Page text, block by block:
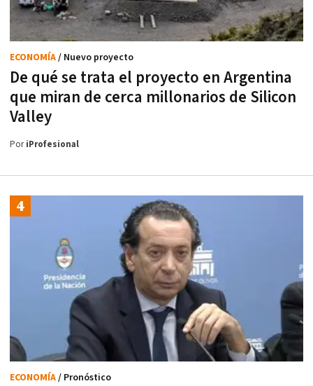
De qué se trata el proyecto en Argentina
que miran de cerca millonarios de Silicon
Valley
ECONOMÍA/ Nuevo proyecto
PoriProfesional
ECONOMÍA/ Pronóstico